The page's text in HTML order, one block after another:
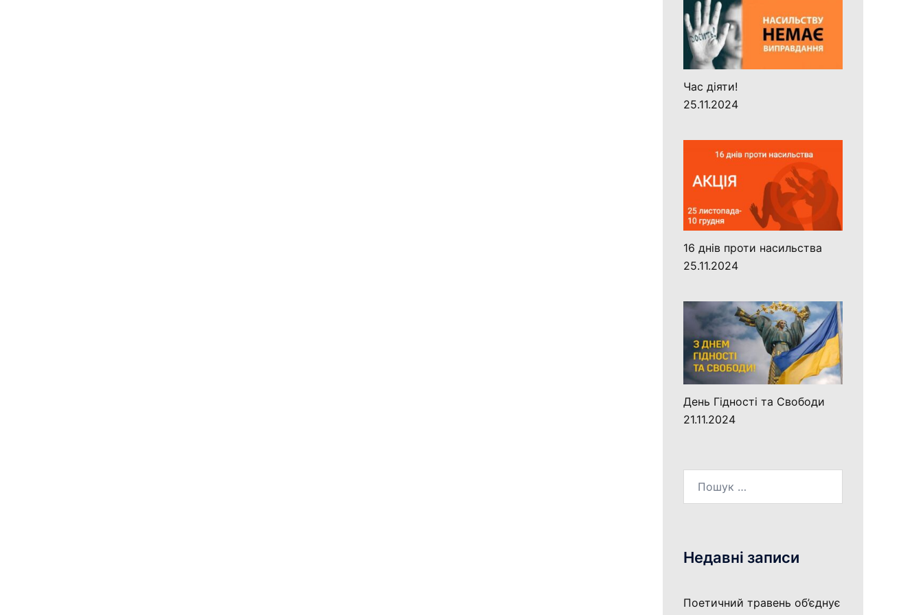
Час діяти!
25.11.2024
16 днів проти насильства
25.11.2024
День Гідності та Свободи
21.11.2024
Недавні записи
Поетичний травень об’єднує